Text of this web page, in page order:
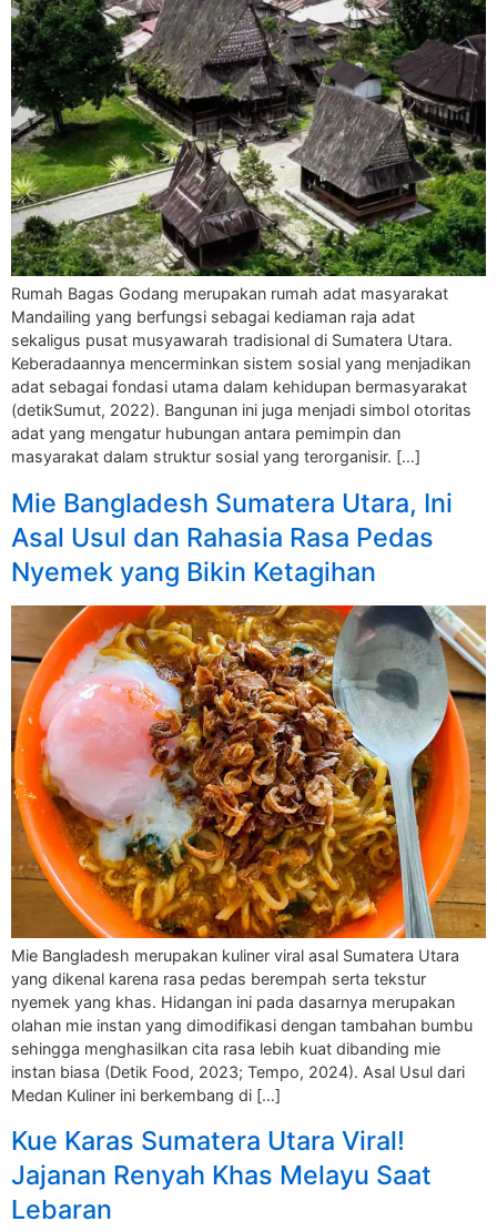
Rumah Bagas Godang merupakan rumah adat masyarakat
Mandailing yang berfungsi sebagai kediaman raja adat
sekaligus pusat musyawarah tradisional di Sumatera Utara.
Keberadaannya mencerminkan sistem sosial yang menjadikan
adat sebagai fondasi utama dalam kehidupan bermasyarakat
(detikSumut, 2022). Bangunan ini juga menjadi simbol otoritas
adat yang mengatur hubungan antara pemimpin dan
masyarakat dalam struktur sosial yang terorganisir. […]
Mie Bangladesh Sumatera Utara, Ini
Asal Usul dan Rahasia Rasa Pedas
Nyemek yang Bikin Ketagihan
Mie Bangladesh merupakan kuliner viral asal Sumatera Utara
yang dikenal karena rasa pedas berempah serta tekstur
nyemek yang khas. Hidangan ini pada dasarnya merupakan
olahan mie instan yang dimodifikasi dengan tambahan bumbu
sehingga menghasilkan cita rasa lebih kuat dibanding mie
instan biasa (Detik Food, 2023; Tempo, 2024). Asal Usul dari
Medan Kuliner ini berkembang di […]
Kue Karas Sumatera Utara Viral!
Jajanan Renyah Khas Melayu Saat
Lebaran